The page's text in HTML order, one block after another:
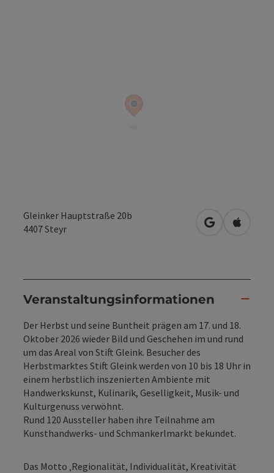
Gleinker Hauptstraße 20b
4407Steyr in Google
in
Veranstaltungsinformationen
Der Herbst und seine Buntheit prägen am 17. und 18.
Oktober 2026 wieder Bild und Geschehen im und rund
um das Areal von Stift Gleink. Besucher des
Herbstmarktes Stift Gleink werden von 10 bis 18 Uhr in
einem herbstlich inszenierten Ambiente mit
Handwerkskunst, Kulinarik, Geselligkeit, Musik- und
Kulturgenuss verwöhnt.
Rund 120 Aussteller haben ihre Teilnahme am
Kunsthandwerks- und Schmankerlmarkt bekundet.
Das Motto ‚Regionalität, Individualität, Kreativität